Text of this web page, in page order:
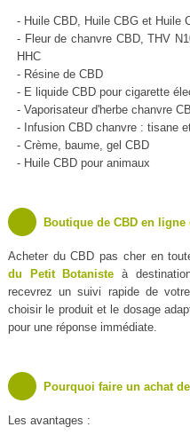
- Huile CBD, Huile CBG et Huile
- Fleur de chanvre CBD, THV
HHC
- Résine de CBD
- E liquide CBD pour cigarette
- Vaporisateur d'herbe chanvre
- Infusion CBD chanvre : tisane
- Crème, baume, gel CBD
- Huile CBD pour animaux
Boutique de CBD en
Acheter du CBD pas cher en
du Petit Botaniste à
recevrez un suivi rapide de
choisir le produit et le dosage
pour une réponse immédiate.
Pourquoi faire un achat
Les avantages :